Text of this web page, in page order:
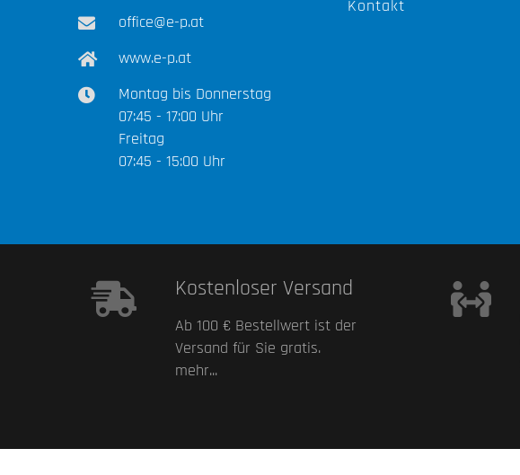
office@e-p.at
www.e-p.at
Montag bis Donnerstag
07:45 - 17:00 Uhr
Freitag
07:45 - 15:00 Uhr
Kontakt
Kostenloser Versand
Ab 100 € Bestellwert ist der
Versand für Sie gratis.
mehr...